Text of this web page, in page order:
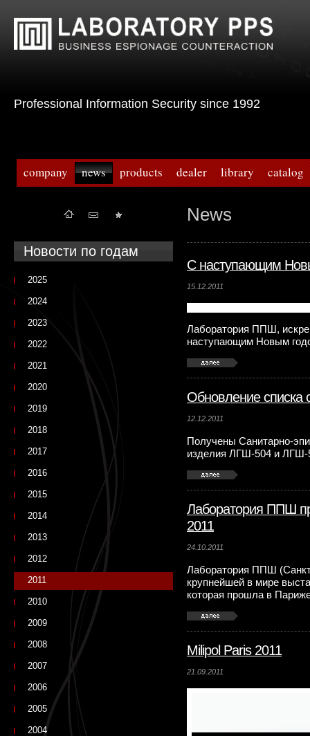
Professional Information Security since 1992
company news products dealer library catalog
News
C наступающим
15.12.2011
Лаборатория ППШ,
наступающим Новым
Обновление списка
12.12.2011
Получены Санитарно-
изделия ЛГШ-504 и ЛГШ-
Лаборатория ППШ
2011
24.10.2011
Лаборатория ППШ
крупнейшей в мире
которая прошла в
Milipol Paris 2011
21.09.2011
Новости по годам
2025
2024
2023
2022
2021
2020
2019
2018
2017
2016
2015
2014
2013
2012
2011
2010
2009
2008
2007
2006
2005
2004